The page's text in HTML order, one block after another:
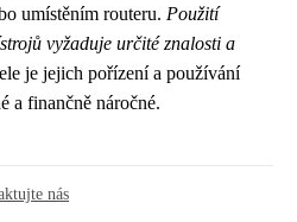
umístěním routeru. Použití
vyžaduje určité znalosti a
je jejich pořízení a používání
a finančně náročné.
nás